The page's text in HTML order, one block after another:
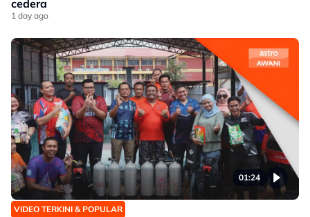
cedera
1 day ago
01:24
VIDEO TERKINI & POPULAR